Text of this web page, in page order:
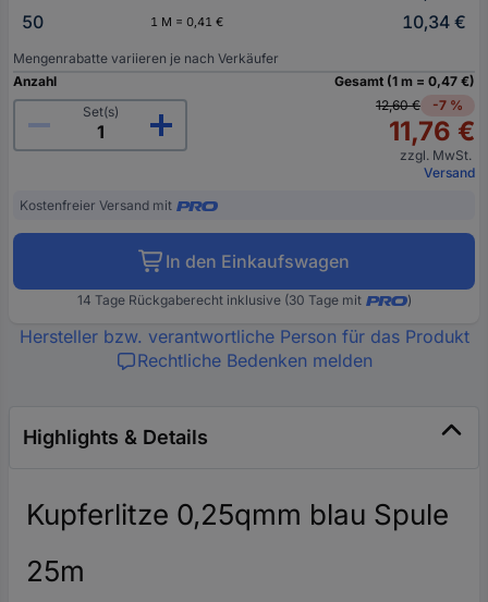
50
1 M = 0,41 € 10,34 €
Mengenrabatte variieren je nach Verkäufer
Anzahl
Set(s)
Gesamt (1 m = 0,47 €)
12,60 €
-7 %
11,76 €
zzgl. MwSt.
Versand
Kostenfreier Versand mit
In den Einkaufswagen
14 Tage Rückgaberecht inklusive (30 Tage mit )
Hersteller bzw. verantwortliche Person für das Produkt
Rechtliche Bedenken melden
Highlights & Details
Kupferlitze 0,25qmm blau Spule
25m